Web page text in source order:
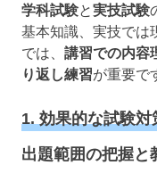
学科試験と実技試験
基本知識、実技では
では、 講習での内容
り返し練習が重要で
1. 効果的な試験対
出題範囲の把握と